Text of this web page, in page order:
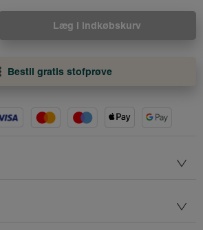
Læg i indkøbskurv
Bestil gratis stofprøve